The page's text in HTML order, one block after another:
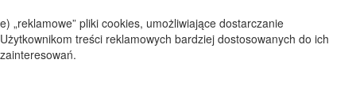
e) „reklamowe” pliki cookies, umożliwiające dostarczanie
Użytkownikom treści reklamowych bardziej dostosowanych do ich
zainteresowań.